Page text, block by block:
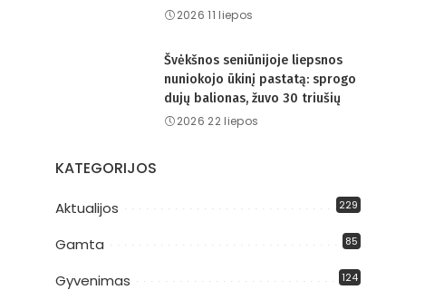
2026 11 liepos
Švėkšnos seniūnijoje liepsnos
nuniokojo ūkinį pastatą: sprogo
dujų balionas, žuvo 30 triušių
2026 22 liepos
KATEGORIJOS
Aktualijos 229
Gamta 85
Gyvenimas 124